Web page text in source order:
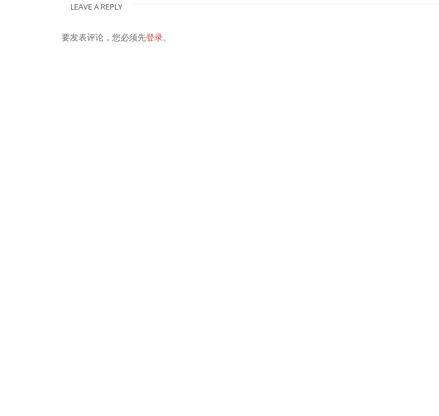
LEAVE A REPLY
要发表评论，您必须先登录。